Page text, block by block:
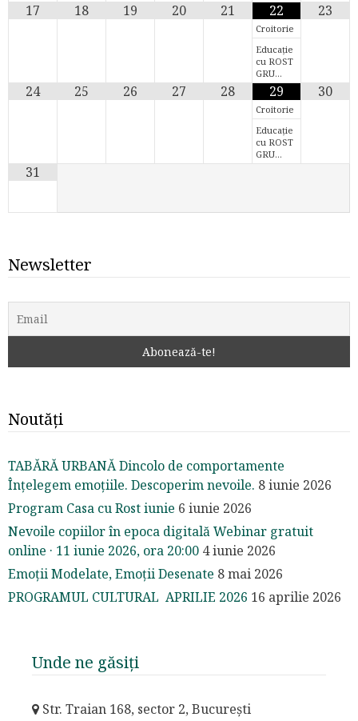
17 18 19 20 21 22
Croitorie
Educație
cu ROST
GRU…
23
24 25 26 27 28 29
Croitorie
Educație
cu ROST
GRU…
30
31
Newsletter
Noutăți
TABĂRĂ URBANĂ Dincolo de comportamente
Înțelegem emoțiile. Descoperim nevoile. 8 iunie 2026
Program Casa cu Rost iunie 6 iunie 2026
Nevoile copiilor în epoca digitală Webinar gratuit
online · 11 iunie 2026, ora 20:00 4 iunie 2026
Emoții Modelate, Emoții Desenate 8 mai 2026
PROGRAMUL CULTURAL APRILIE 2026 16 aprilie 2026
Unde ne găsiți
Str. Traian 168, sector 2, București